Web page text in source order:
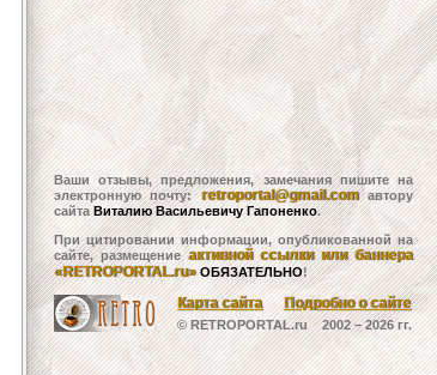
Ваши отзывы, предложения, замечания пишите на
электронную почту:retroportal@gmail.comавтору
сайтаВиталию Васильевичу Гапоненко.
При цитировании информации, опубликованной на
сайте, размещениеактивной ссылки или баннера
«RETROPORTAL.ru» ОБЯЗАТЕЛЬНО!
Карта сайта Подробно о сайте
© RETROPORTAL.ru 2002 –2026 гг.